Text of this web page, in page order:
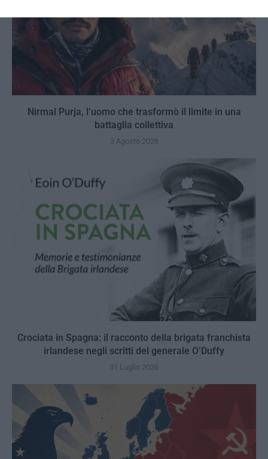
Nirmal Purja, l’uomo che trasformò il limite in una
battaglia collettiva
3 Agosto 2026
Crociata in Spagna: il racconto della brigata franchista
irlandese negli scritti del generale O’Duffy
31 Luglio 2026